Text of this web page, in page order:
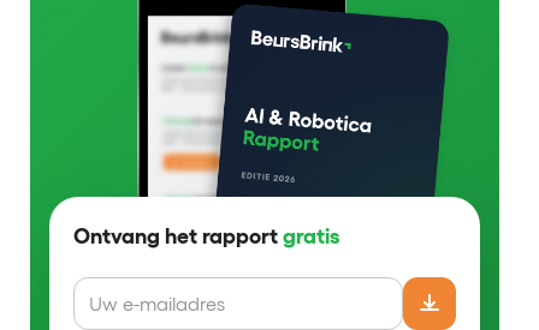
Ontvang het rapport gratis